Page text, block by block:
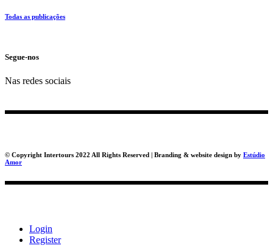
Todas as publicações
Segue-nos
Nas redes sociais
© Copyright Intertours 2022 All Rights Reserved | Branding & website design by Estúdio
Amor
Login
Register